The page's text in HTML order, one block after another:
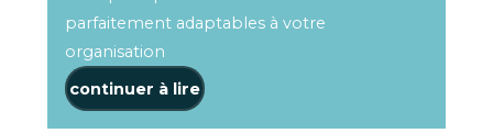
parfaitement adaptables à votre
organisation
continuer à lire